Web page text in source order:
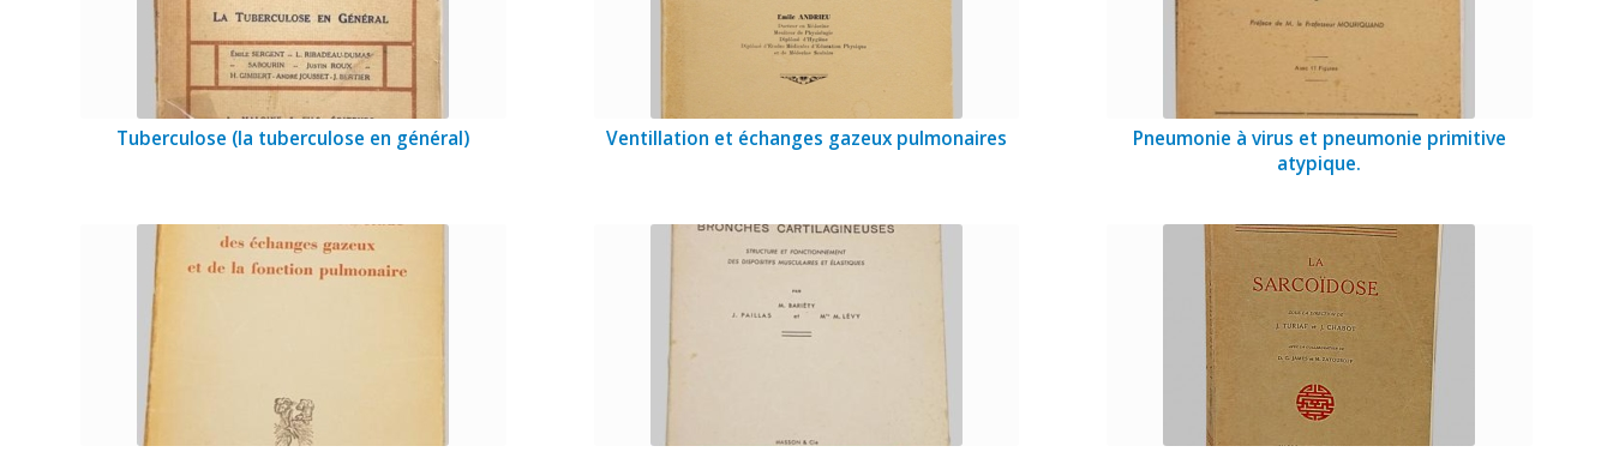
Tuberculose (la tuberculose en général) Ventillation et échanges gazeux pulmonaires
Pneumonie à virus et pneumonie primitive
atypique.